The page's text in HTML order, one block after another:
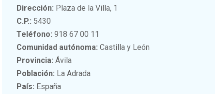
Dirección: Plaza de la Villa, 1
C.P.: 5430
Teléfono: 918 67 00 11
Comunidad autónoma: Castilla y León
Provincia: Ávila
Población: La Adrada
País: España